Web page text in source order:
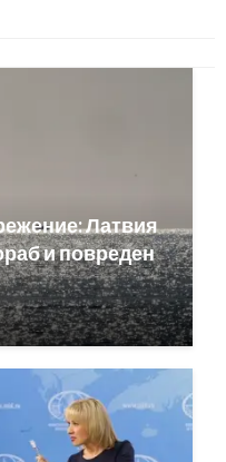
Латвия
и повреден